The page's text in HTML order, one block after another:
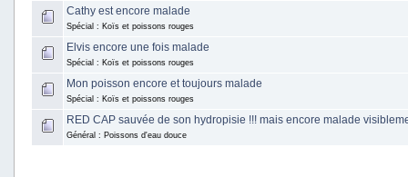
Cathy est encore malade
Spécial : Koïs et poissons rouges
Elvis encore une fois malade
Spécial : Koïs et poissons rouges
Mon poisson encore et toujours malade
Spécial : Koïs et poissons rouges
RED CAP sauvée de son hydropisie !!! mais encore malade
Général : Poissons d'eau douce